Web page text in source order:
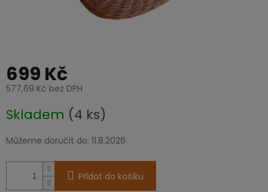
699 Kč
577,69 Kč bez DPH
cena:
Skladem (4 ks)
Můžeme doručit do: 11.8.2026
Přidat do košíku